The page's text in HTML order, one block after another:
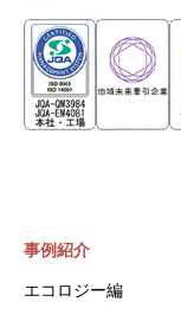
事例紹介
エコロジー編